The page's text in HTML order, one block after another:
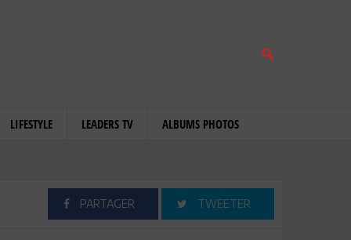
LIFESTYLE LEADERS TV ALBUMS PHOTOS
PARTAGER TWEETER